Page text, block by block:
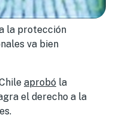
la protección
va bien
aprobó la
el derecho a la